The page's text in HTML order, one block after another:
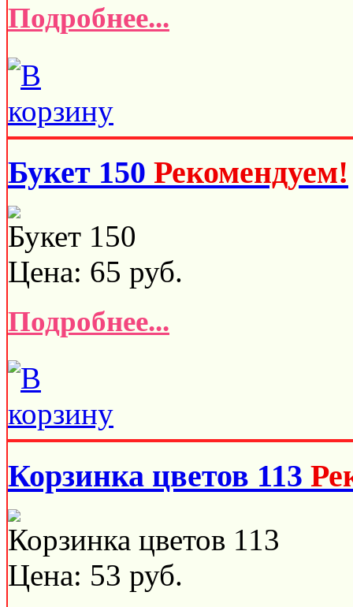
Подробнее...
Букет 150 Рекомендуем!
Букет 150
Цена: 65 руб.
Подробнее...
Корзинка цветов 113
Корзинка цветов 113
Цена: 53 руб.